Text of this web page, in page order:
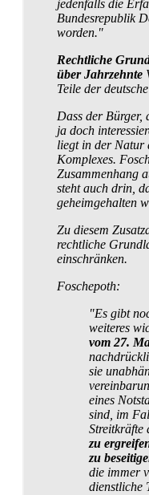
jedenfalls die
Bundesrepublik
worden."
Rechtliche
über Jahrzehnte
Teile der
Dass der Bürger,
ja doch
liegt in der Natur
Komplexes.
Zusammenhang
steht auch drin,
geheim­gehalten
Zu diesem
rechtliche
einschränken.
Foschepoth:
"Es gibt
weiteres
vom 27.
sie
eines
sind, im
Streitkräfte
zu
zu
die immer
dienstliche